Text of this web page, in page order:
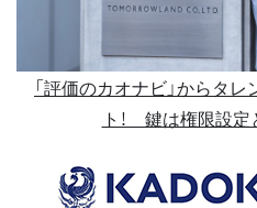
「評価のカオナビ」からタ
ト！ 鍵は権限設